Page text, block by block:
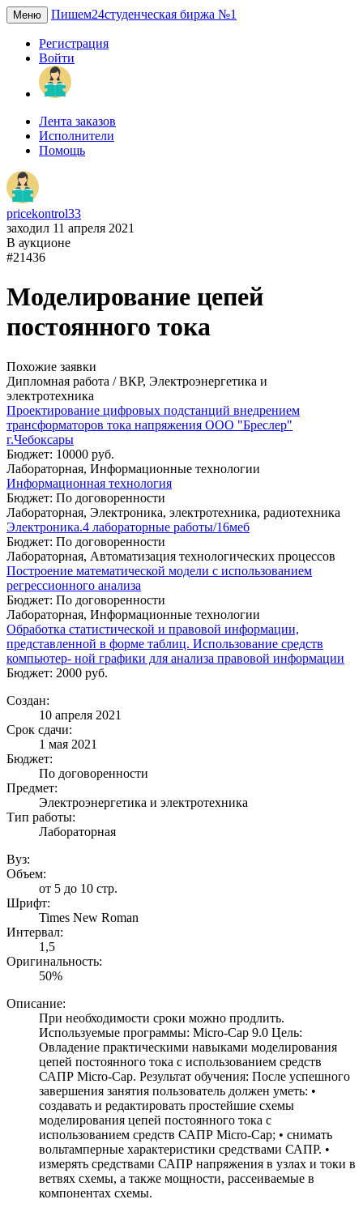
Меню Пишем24студенческая биржа №1
Регистрация
Войти
Лента заказов
Исполнители
Помощь
pricekontrol33
заходил 11 апреля 2021
В аукционе
#21436
Моделирование цепей
постоянного тока
Похожие заявки
Дипломная работа / ВКР, Электроэнергетика и
электротехника
Проектирование цифровых подстанций внедрением
трансформаторов тока напряжения ООО "Бреслер"
г.Чебоксары
Бюджет: 10000 руб.
Лабораторная, Информационные технологии
Информационная технология
Бюджет: По договоренности
Лабораторная, Электроника, электротехника, радиотехника
Электроника.4 лабораторные работы/16меб
Бюджет: По договоренности
Лабораторная, Автоматизация технологических процессов
Построение математической модели с использованием
регрессионного анализа
Бюджет: По договоренности
Лабораторная, Информационные технологии
Обработка статистической и правовой информации,
представленной в форме таблиц. Использование средств
компьютер- ной графики для анализа правовой информации
Бюджет: 2000 руб.
Создан:
10 апреля 2021
Срок сдачи:
1 мая 2021
Бюджет:
По договоренности
Предмет:
Электроэнергетика и электротехника
Тип работы:
Лабораторная
Вуз:
Объем:
от 5 до 10 стр.
Шрифт:
Times New Roman
Интервал:
1,5
Оригинальность:
50%
Описание:
При необходимости сроки можно продлить.
Используемые программы: Micro-Cap 9.0 Цель:
Овладение практическими навыками моделирования
цепей постоянного тока с использованием средств
САПР Micro-Cap. Результат обучения: После успешного
завершения занятия пользователь должен уметь: •
создавать и редактировать простейшие схемы
моделирования цепей постоянного тока с
использованием средств САПР Micro-Cap; • снимать
вольтамперные характеристики средствами САПР. •
измерять средствами САПР напряжения в узлах и токи в
ветвях схемы, а также мощности, рассеиваемые в
компонентах схемы.